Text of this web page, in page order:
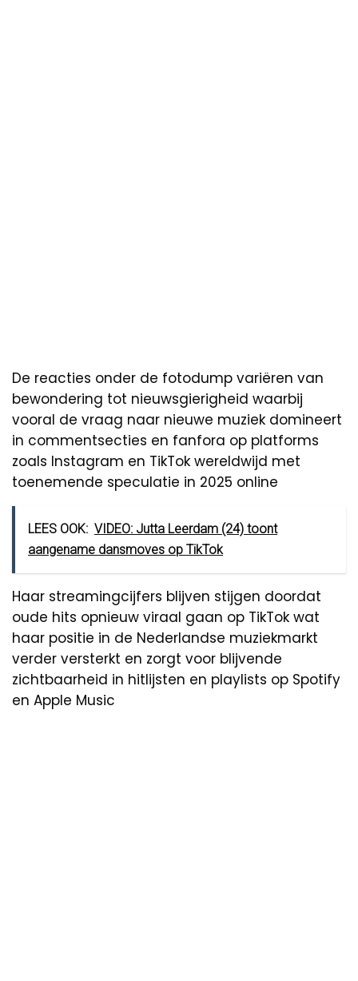
De reacties onder de fotodump variëren van
bewondering tot nieuwsgierigheid waarbij
vooral de vraag naar nieuwe muziek domineert
in commentsecties en fanfora op platforms
zoals Instagram en TikTok wereldwijd met
toenemende speculatie in 2025 online
LEES OOK: VIDEO: Jutta Leerdam (24) toont
aangename dansmoves op TikTok
Haar streamingcijfers blijven stijgen doordat
oude hits opnieuw viraal gaan op TikTok wat
haar positie in de Nederlandse muziekmarkt
verder versterkt en zorgt voor blijvende
zichtbaarheid in hitlijsten en playlists op Spotify
en Apple Music